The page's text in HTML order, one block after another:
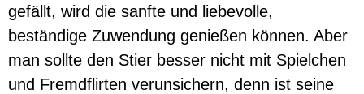
gefällt, wird die sanfte und liebevolle,
beständige Zuwendung genießen können. Aber
man sollte den Stier besser nicht mit Spielchen
und Fremdflirten verunsichern, denn ist seine